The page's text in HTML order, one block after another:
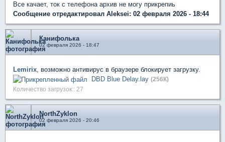
Все качает, ток с телефона архив не могу прикрепиь
Сообщение отредактировал Aleksei: 02 февраля 2026 - 18:44
Канифолька
02 февраля 2026 - 18:47
Lemirix, возможно антивирус в браузере блокирует загрузку.
DBD Blue Delay.lay (256К)
Количество загрузок:: 27
NorthZyklon
02 февраля 2026 - 20:46